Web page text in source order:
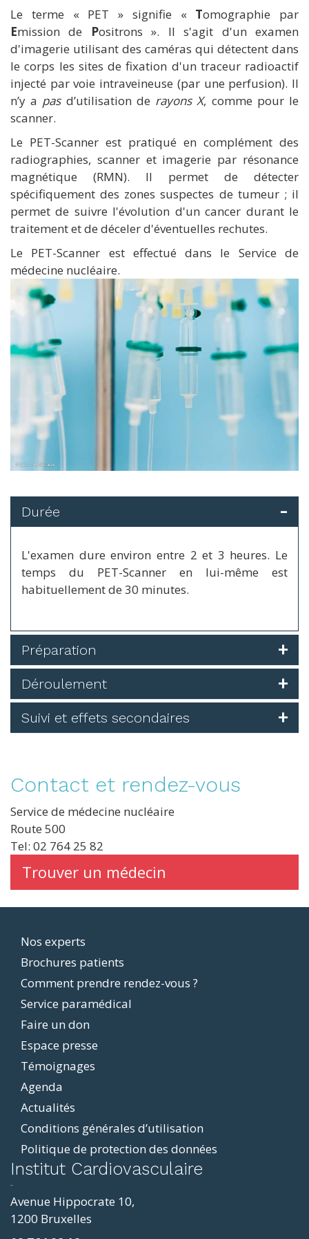
Le terme « PET » signifie « Tomographie par
Emission de Positrons ». Il s'agit d'un examen
d'imagerie utilisant des caméras qui détectent dans
le corps les sites de fixation d'un traceur radioactif
injecté par voie intraveineuse (par une perfusion). Il
n’y a pasd’utilisation de rayons X, comme pour le
scanner.
Le PET-Scanner est pratiqué en complément des
radiographies, scanner et imagerie par résonance
magnétique (RMN). Il permet de détecter
spécifiquement des zones suspectes de tumeur ; il
permet de suivre l'évolution d'un cancer durant le
traitement et de déceler d'éventuelles rechutes.
Le PET-Scanner est effectué dans le Service de
médecine nucléaire.
Durée
L'examen dure environ entre 2 et 3 heures. Le
temps du PET-Scanner en lui-même est
habituellement de 30 minutes.
Préparation
Déroulement
Suivi et effets secondaires
Contact et rendez-vous
Service de médecine nucléaire
Route 500
Tel: 02 764 25 82
Trouver un médecin
Footer
menu
Nos experts
Brochures patients
Comment prendre rendez-vous ?
Service paramédical
Faire un don
Espace presse
Témoignages
Agenda
Actualités
Conditions générales d’utilisation
Politique de protection des données
Institut Cardiovasculaire
Avenue Hippocrate 10,
1200 Bruxelles